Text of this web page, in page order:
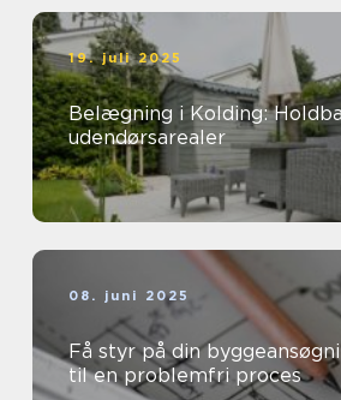
19. juli 2025
Belægning i Kolding:
udendørsarealer
08. juni 2025
Få styr på din
til en problemfri proces